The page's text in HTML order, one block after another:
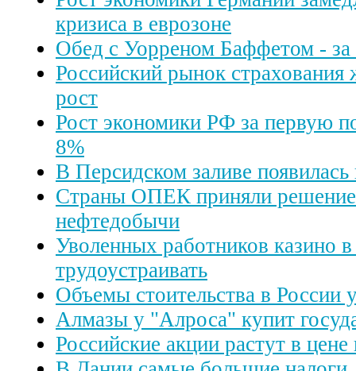
кризиса в еврозоне
Обед с Уорреном Баффетом - за
Российский рынок
рост
Рост экономики РФ за первую
8%
В Персидском заливе
Страны ОПЕК приняли
нефтедобычи
Уволенных работников казино
трудоустраивать
Объемы стоительства в России
Алмазы у "Алроса" купит
Российские акции растут в